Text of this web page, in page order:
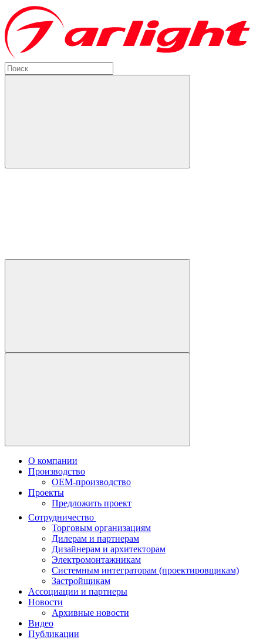
О компании
Производство
OEM-производство
Проекты
Предложить проект
Сотрудничество
Торговым организациям
Дилерам и партнерам
Дизайнерам и архитекторам
Электромонтажникам
Системным интеграторам (проектировщикам)
Застройщикам
Ассоциации и партнеры
Новости
Архивные новости
Видео
Публикации